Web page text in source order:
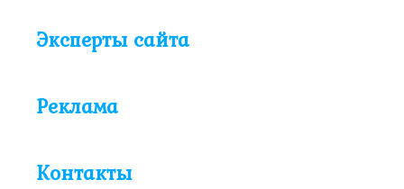
Эксперты сайта
Реклама
Контакты